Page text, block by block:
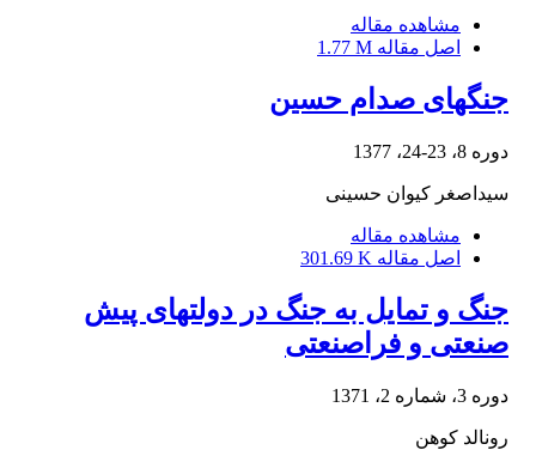
مشاهده مقاله
اصل مقاله 1.77 M
جنگهای صدام حسین
دوره 8، 23-24، 1377
سیداصغر کیوان حسینی
مشاهده مقاله
اصل مقاله 301.69 K
جنگ و تمایل به جنگ در دولتهای پیش
صنعتی و فراصنعتی
دوره 3، شماره 2، 1371
رونالد کوهن